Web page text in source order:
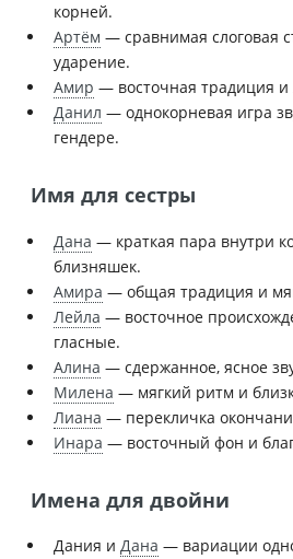
корней.
Артём — сравнимая слоговая
ударение.
Амир — восточная традиция и
Данил — однокорневая игра
гендере.
Имя для сестры
Дана — краткая пара внутри
близняшек.
Амира — общая традиция и
Лейла — восточное
гласные.
Алина — сдержанное, ясное
Милена — мягкий ритм и
Лиана — перекличка
Инара — восточный фон и
Имена для двойни
Дания и Дана — вариации